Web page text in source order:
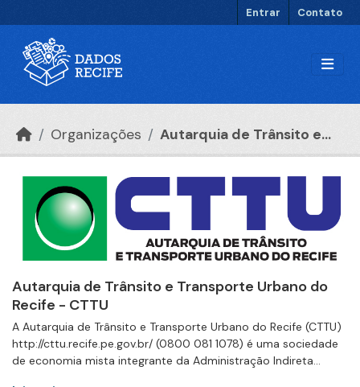
Entrar Contato
Organizações Autarquia de Trânsito e...
Autarquia de Trânsito e Transporte Urbano do
Recife - CTTU
A Autarquia de Trânsito e Transporte Urbano do Recife (CTTU)
http://cttu.recife.pe.gov.br/ (0800 081 1078) é uma sociedade
de economia mista integrante da Administração Indireta...